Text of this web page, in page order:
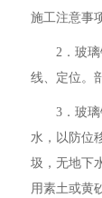
施工注意事
2．玻
线、定位。
3．玻
水，以防位
圾，无地下
用素土或黄